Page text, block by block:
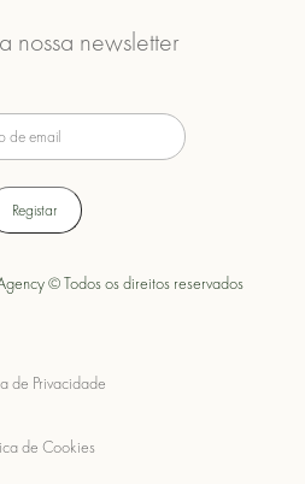
nossa newsletter
© Todos os direitos reservados
de Privacidade
de Cookies